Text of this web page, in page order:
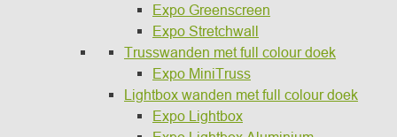
Expo Greenscreen
Expo Stretchwall
Trusswanden met full colour doek
Expo MiniTruss
Lightbox wanden met full colour doek
Expo Lightbox